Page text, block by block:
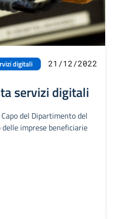
digitali 21/12/2022
servizi digitali
del Dipartimento del
imprese beneficiarie